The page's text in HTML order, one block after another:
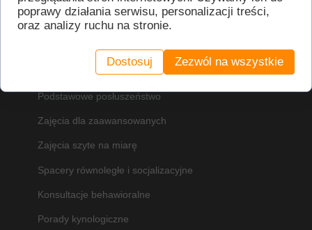
Podstawowe posłuszeństwo
Psie przedszkole
Konsultacje behawioralne
Oferta
Spacery równoległe i socjalizacyjne
Porady kynologiczne
Zajęcia dla zaawansowanych
Zajęcia szyte na miarę
poprawy działania serwisu, personalizacji treści,
oraz analizy ruchu na stronie.
Dostosuj Zezwól na wszystkie